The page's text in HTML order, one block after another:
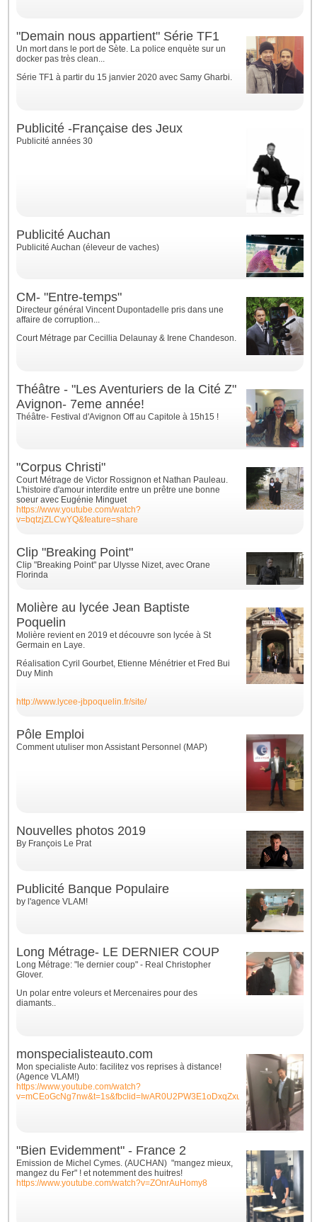
"Demain nous appartient" Série TF1
Un mort dans le port de Sète. La police enquète sur un
docker pas très clean...
Série TF1 à partir du 15 janvier 2020 avec Samy Gharbi.
Publicité -Française des Jeux
Publicité années 30
Publicité Auchan
Publicité Auchan (éleveur de vaches)
CM- "Entre-temps"
Directeur général Vincent Dupontadelle pris dans une
affaire de corruption...
Court Métrage parCecillia Delaunay & Irene Chandeson.
Théâtre - "Les Aventuriers de la Cité Z"
Avignon- 7eme année!
Théâtre- Festival d'Avignon Off au Capitole à 15h15 !
"Corpus Christi"
Court Métrage de Victor Rossignon et Nathan Pauleau.
L'histoire d'amour interdite entre un prêtre une bonne
soeur avec Eugénie Minguet
https://www.youtube.com/watch?
v=bqtzjZLCwYQ&feature=share
Clip "Breaking Point"
Clip "Breaking Point" par Ulysse Nizet, avec Orane
Florinda
Molière au lycée Jean Baptiste
Poquelin
Molière revient en 2019 et découvre son lycée à St
Germain en Laye.
Réalisation Cyril Gourbet, Etienne Ménétrier et Fred Bui
Duy Minh
http://www.lycee-jbpoquelin.fr/site/
Pôle Emploi
Comment utuliser mon Assistant Personnel (MAP)
Nouvelles photos 2019
By François Le Prat
Publicité Banque Populaire
by l'agence VLAM!
Long Métrage- LE DERNIER COUP
Long Métrage: "le dernier coup" - Real Christopher
Glover.
Un polar entre voleurs et Mercenaires pour des
diamants..
monspecialisteauto.com
Mon specialiste Auto: facilitez vos reprises à distance!
(Agence VLAM!)
https://www.youtube.com/watch?
"Bien Evidemment" - France 2
Emission de Michel Cymes. (AUCHAN) "mangez mieux,
mangez du Fer" ! et notemment des huitres!
https://www.youtube.com/watch?v=ZOnrAuHomy8